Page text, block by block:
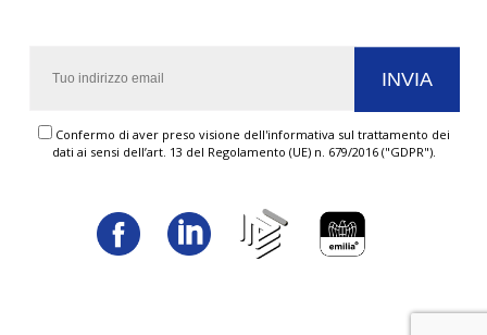
Confermo di aver preso visione dell'informativa sul trattamento dei
dati ai sensi dell’art. 13 del Regolamento (UE) n. 679/2016 ("GDPR").